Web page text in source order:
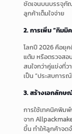
ชัดเจนบนบรรจุภั
ลูกค้าเต็มใจจ่าย
2. การเพิ่ม “กิมมิ
โลกปี 2026 คือยุค
แต้ม หรือตรวจสอ
สนใจกว่าคู่แข่งที่ว
เป็น “ประสบการ
3. สร้างเอกลักษ
การใช้เทคนิคพิม
จาก
ขึ้น ทำให้ลูกค้าจ